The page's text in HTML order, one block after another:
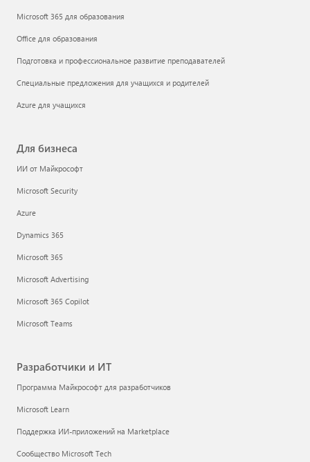
Microsoft 365 для образования
Office для образования
Подготовка и профессиональное развитие преподавателей
Специальные предложения для учащихся и родителей
Azure для учащихся
Для бизнеса
ИИ от Майкрософт
Microsoft Security
Azure
Dynamics 365
Microsoft 365
Microsoft Advertising
Microsoft 365 Copilot
Microsoft Teams
Разработчики и ИТ
Программа Майкрософт для разработчиков
Microsoft Learn
Поддержка ИИ-приложений на Marketplace
Сообщество Microsoft Tech